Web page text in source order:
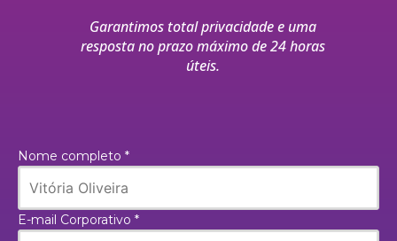
Garantimos total privacidade e uma
resposta no prazo máximo de 24 horas
úteis.
Nome completo *
E-mail Corporativo *